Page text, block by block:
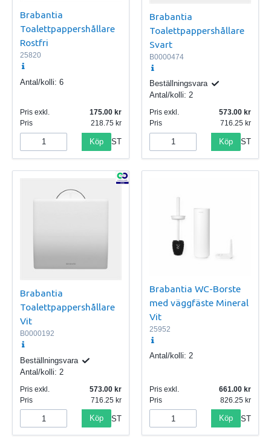
Brabantia
Toalettpappershållare
Rostfri
25820
Antal/kolli: 6
Pris exkl.
175.00
Pris
218.75
Köp ST
Brabantia
Toalettpappershållare
Svart
B0000474
Beställningsvara
Antal/kolli: 2
Pris exkl.
573.00
Pris
716.25
Köp ST
Brabantia
Toalettpappershållare
Vit
B0000192
Beställningsvara
Antal/kolli: 2
Pris exkl.
573.00
Pris
716.25
Köp ST
Brabantia WC-Borste
med väggfäste Mineral
Vit
25952
Antal/kolli: 2
Pris exkl.
661.00
Pris
826.25
Köp ST